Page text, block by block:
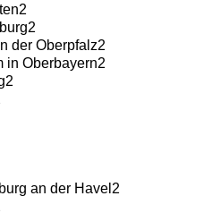
2
2
der Oberpfalz2
in Oberbayern2
2
an der Havel 2